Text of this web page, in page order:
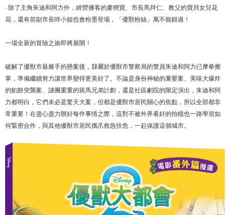
· 除了主角朱迪和阿力外，經營播客的麥狸寶、市長馬拜仁、教父的寶貝女兒花
花，還有前副市長咩小姐也會粉墨登場，「優獸粉絲」萬不能錯過！
一場全新的冒險之旅即將展開！
破解了優獸市最棘手的懸案後，隸屬於優獸市警察局的警員朱迪和阿力已摩拳擦
掌，準備繼續努力讓世界變得更美好了。不論是身份神秘的棄嬰案、美味大爆炸
的餡餅突襲案、謎團重重的斑馬兄弟計劃，還是社區劇院的限定演出，朱迪和阿
力都明白，它們未必是驚天大案，但都是優獸市居民關心的焦點，所以全部都非
常重要！在盡心盡力辦好每件事情之際，這對不被外界看好的拍檔也一路學習如
何緊密合作，與其他優獸市居民攜爪救急扶危，一起保護這個城市。